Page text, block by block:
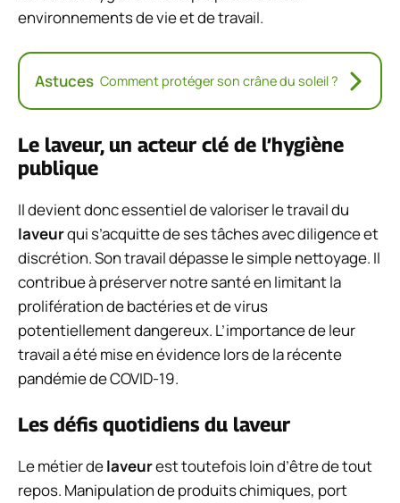
environnements de vie et de travail.
Astuces Comment protéger son crâne du soleil ?
Le laveur, un acteur clé de l’hygiène
publique
Il devient donc essentiel de valoriser le travail du
laveurqui s’acquitte de ses tâches avec diligence et
discrétion. Son travail dépasse le simple nettoyage. Il
contribue à préserver notre santé en limitant la
prolifération de bactéries et de virus
potentiellement dangereux. L’importance de leur
travail a été mise en évidence lors de la récente
pandémie de COVID-19.
Les défis quotidiens du laveur
Le métier delaveurest toutefois loin d’être de tout
repos. Manipulation de produits chimiques, port